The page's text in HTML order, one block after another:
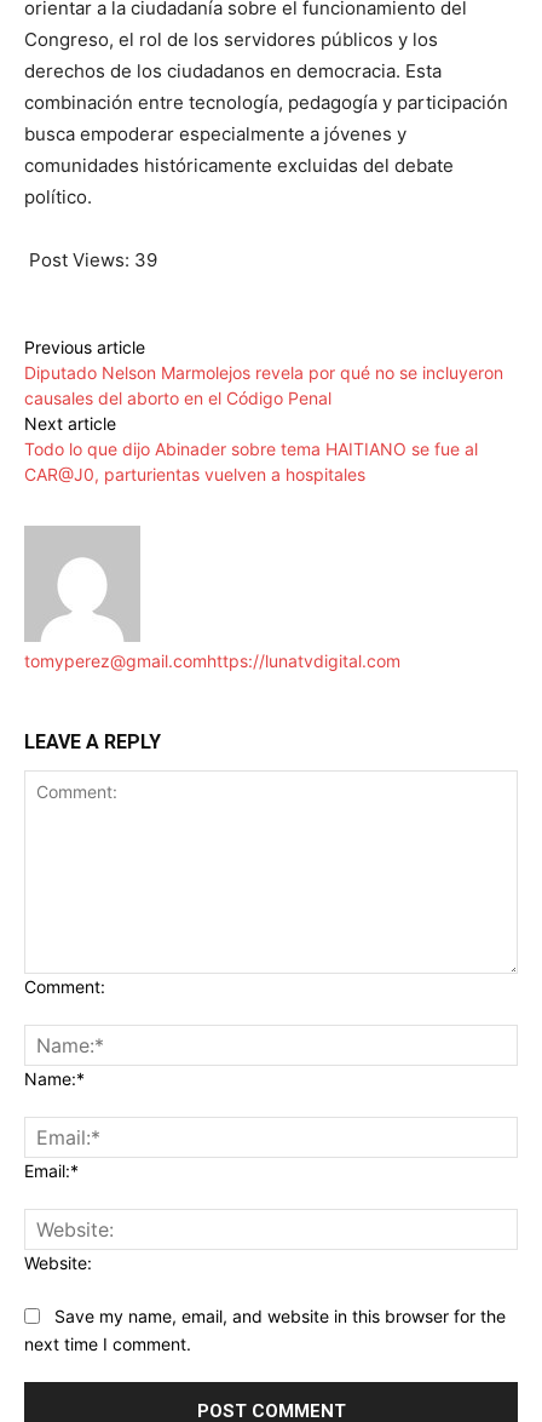
orientar a la ciudadanía sobre el funcionamiento del
Congreso, el rol de los servidores públicos y los
derechos de los ciudadanos en democracia. Esta
combinación entre tecnología, pedagogía y participación
busca empoderar especialmente a jóvenes y
comunidades históricamente excluidas del debate
político.
Post Views: 39
Previous article
Diputado Nelson Marmolejos revela por qué no se incluyeron
causales del aborto en el Código Penal
Next article
Todo lo que dijo Abinader sobre tema HAITIANO se fue al
CAR@J0, parturientas vuelven a hospitales
tomyperez@gmail.comhttps://lunatvdigital.com
LEAVE A REPLY
Comment:
Name:*
Email:*
Website:
Save my name, email, and website in this browser for the
next time I comment.